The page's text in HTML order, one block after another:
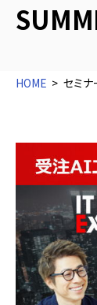
HOME セミナ